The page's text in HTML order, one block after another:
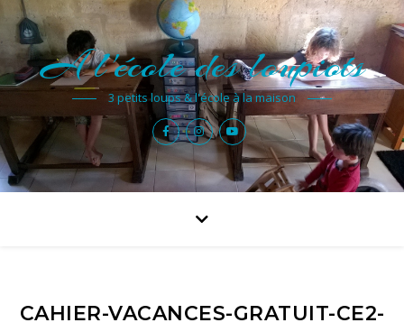
A l'école des loupiots
3 petits loups & l'école à la maison
CAHIER-VACANCES-GRATUIT-CE2-